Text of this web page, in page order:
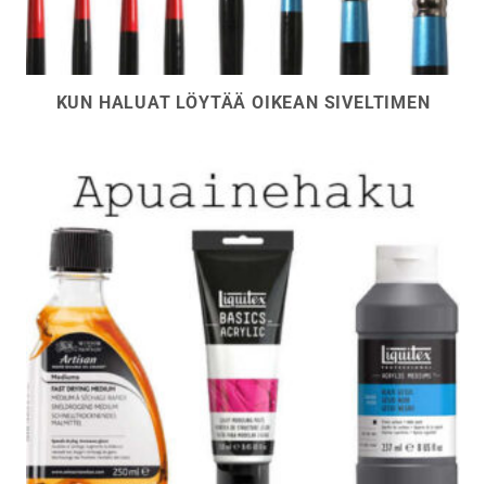
KUN HALUAT LÖYTÄÄ OIKEAN SIVELTIMEN